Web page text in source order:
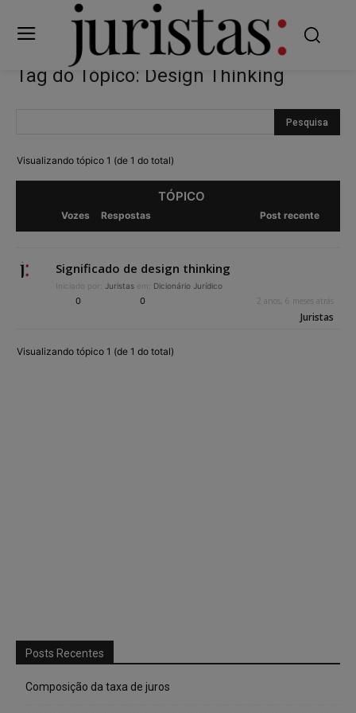
Tag do Tópico: Design Thinking
Visualizando tópico 1 (de 1 do total)
TÓPICO
Vozes Respostas Post recente
Significado de design thinking
Iniciado por: Juristas em: Dicionário Jurídico
0 0 2 anos, 6 meses atrás
Juristas
Visualizando tópico 1 (de 1 do total)
Posts Recentes
Composição da taxa de juros